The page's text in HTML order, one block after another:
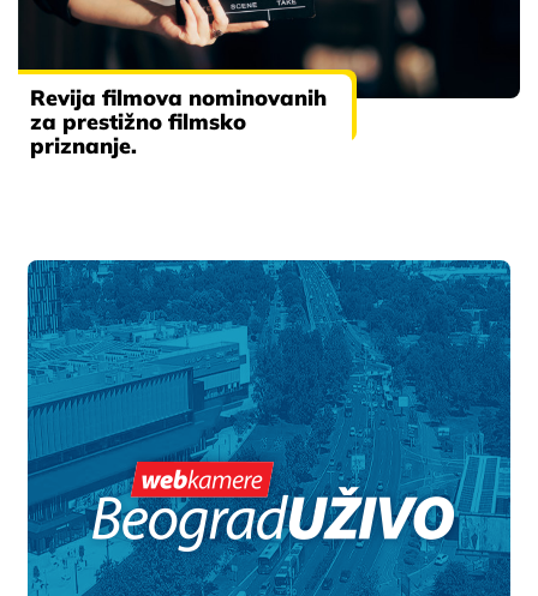
Revija filmova nominovanih
za prestižno filmsko
priznanje.